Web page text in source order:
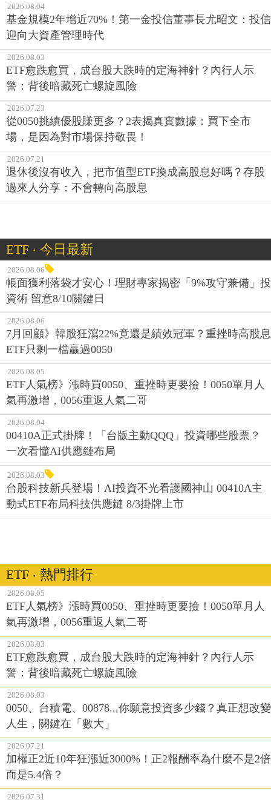
2026.08.04
基金規模2年增近70%！第一金投信董事長尤昭文：投信
迎向大資產管理時代
2026.08.03
ETF愈跌愈買，成台股大跌時的定海神針？內行人示
警：背後暗藏死亡螺旋風險
2026.07.23
從0050挑績優股賺更多？2表揭真實數據：買下全市
場，是因為對市場保持敬畏！
2026.07.21
退休後沒有收入，把市值型ETF換成高股息好嗎？存股
過來人分享：不會轉向高股息
ETF ‧ 今日最新
2026.08.06
帳面獲利落袋才安心！理財專家揭密「9%攻守兼備」投
資術 留意8/10關鍵日
2026.08.06
7月回顧》韓股狂瀉22%竟還是績效冠軍？重挫時高股息
ETF只剩一檔贏過0050
2026.08.05
ETF人氣榜》漲時買0050、重挫時更要撿！0050單月人
氣再激增，0056重返人氣二哥
2026.08.04
00410A正式掛牌！「台版主動QQQ」投資哪些股票？
一次看懂AI供應鏈布局
2026.08.03
台股科技新兵登場！AI投資不光看護國神山 00410A主
動式ETF布局科技供應鏈 8/3掛牌上市
ETF ‧ 熱門排行
2026.08.05
ETF人氣榜》漲時買0050、重挫時更要撿！0050單月人
氣再激增，0056重返人氣二哥
2026.08.03
ETF愈跌愈買，成台股大跌時的定海神針？內行人示
警：背後暗藏死亡螺旋風險
2026.08.03
0050、台積電、00878...你願意投資多少錢？真正想改變
人生，關鍵在「數大」
2026.07.21
加權正2近10年狂漲近3000%！正2報酬率為什麼不是2倍
而是5.4倍？
2026.07.31